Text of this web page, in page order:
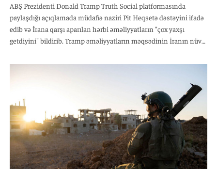
ABŞ Prezidenti Donald Tramp Truth Social platformasında
paylaşdığı açıqlamada müdafiə naziri Pit Heqsetə dəstəyini ifadə
edib və İrana qarşı aparılan hərbi əməliyyatların "çox yaxşı
getdiyini" bildirib. Tramp əməliyyatların məqsədinin İranın nüvə
İran tərəfi hələlik bu açıqlamaya rəsmi reaksiya verməyib.